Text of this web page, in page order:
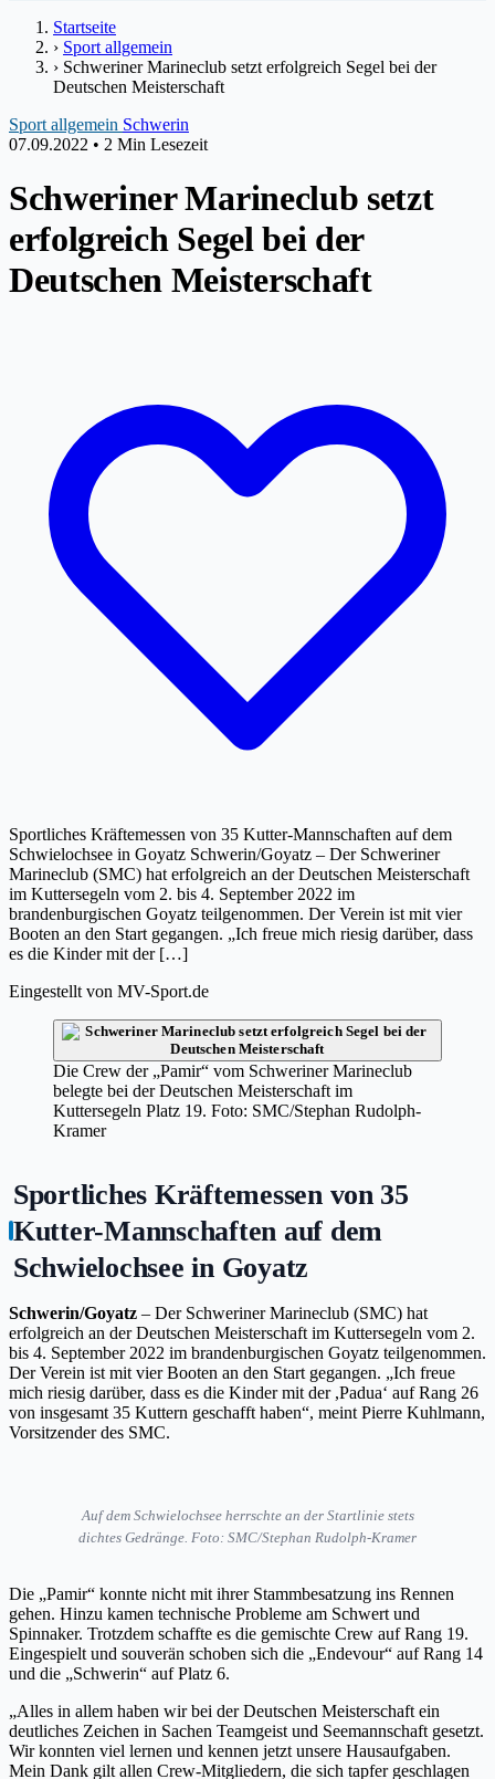
Startseite
› Sport allgemein
› Schweriner Marineclub setzt erfolgreich Segel bei der
Deutschen Meisterschaft
Sport allgemein Schwerin
07.09.2022 • 2 Min Lesezeit
Schweriner Marineclub setzt
erfolgreich Segel bei der
Deutschen Meisterschaft
Sportliches Kräftemessen von 35 Kutter-Mannschaften auf dem
Schwielochsee in Goyatz Schwerin/Goyatz – Der Schweriner
Marineclub (SMC) hat erfolgreich an der Deutschen Meisterschaft
im Kuttersegeln vom 2. bis 4. September 2022 im
brandenburgischen Goyatz teilgenommen. Der Verein ist mit vier
Booten an den Start gegangen. „Ich freue mich riesig darüber, dass
es die Kinder mit der […]
Eingestellt von MV-Sport.de
Die Crew der „Pamir“ vom Schweriner Marineclub
belegte bei der Deutschen Meisterschaft im
Kuttersegeln Platz 19. Foto: SMC/Stephan Rudolph-
Kramer
Sportliches Kräftemessen von 35
Kutter-Mannschaften auf dem
Schwielochsee in Goyatz
Schwerin/Goyatz – Der Schweriner Marineclub (SMC) hat
erfolgreich an der Deutschen Meisterschaft im Kuttersegeln vom 2.
bis 4. September 2022 im brandenburgischen Goyatz teilgenommen.
Der Verein ist mit vier Booten an den Start gegangen. „Ich freue
mich riesig darüber, dass es die Kinder mit der ,Padua‘ auf Rang 26
von insgesamt 35 Kuttern geschafft haben“, meint Pierre Kuhlmann,
Vorsitzender des SMC.
Auf dem Schwielochsee herrschte an der Startlinie stets
dichtes Gedränge. Foto: SMC/Stephan Rudolph-Kramer
Die „Pamir“ konnte nicht mit ihrer Stammbesatzung ins Rennen
gehen. Hinzu kamen technische Probleme am Schwert und
Spinnaker. Trotzdem schaffte es die gemischte Crew auf Rang 19.
Eingespielt und souverän schoben sich die „Endevour“ auf Rang 14
und die „Schwerin“ auf Platz 6.
„Alles in allem haben wir bei der Deutschen Meisterschaft ein
deutliches Zeichen in Sachen Teamgeist und Seemannschaft gesetzt.
Wir konnten viel lernen und kennen jetzt unsere Hausaufgaben.
Mein Dank gilt allen Crew-Mitgliedern, die sich tapfer geschlagen